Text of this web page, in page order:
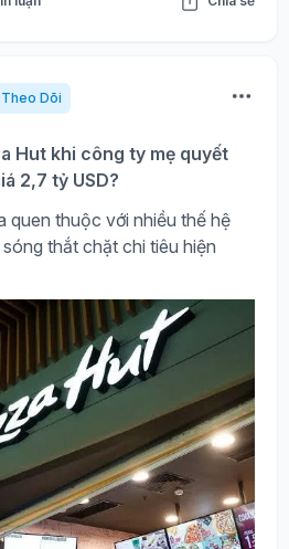
Theo Dõi
Hut khi công ty mẹ quyết
2,7 tỷ USD?
quen thuộc với nhiều thế hệ
thắt chặt chi tiêu hiện